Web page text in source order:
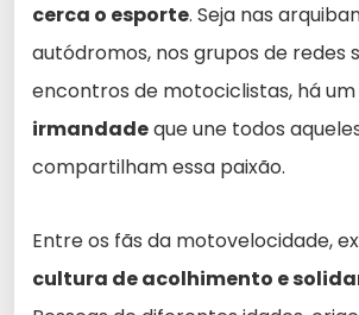
cerca o esporte. Seja nas
autódromos, nos grupos de redes
encontros de motociclistas, há
irmandadeque une todos
compartilham essa paixão.
Entre os fãs da motovelocidade,
cultura de acolhimento e